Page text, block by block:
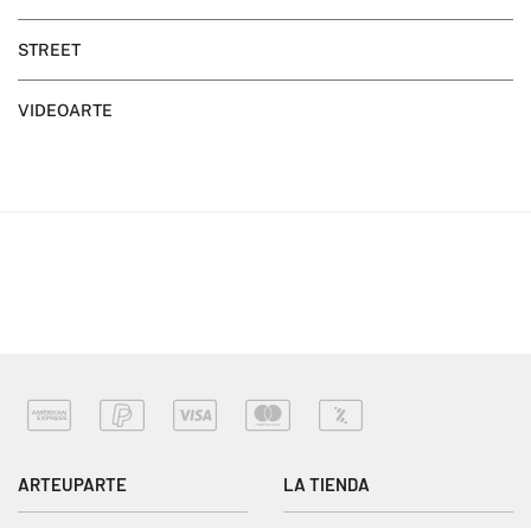
STREET
VIDEOARTE
ARTEUPARTE LA TIENDA